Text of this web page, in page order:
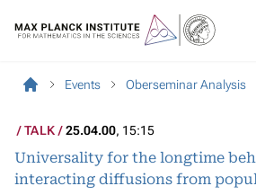
Events Oberseminar Analysis
TALK 25.04.00, 15:15
Universality for the longtime
interacting diffusions from